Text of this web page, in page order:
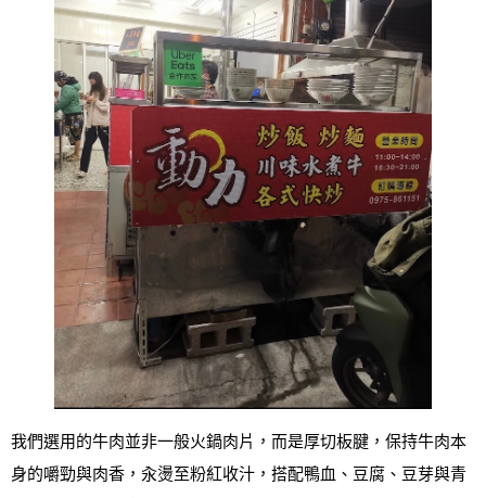
我們選用的牛肉並非一般火鍋肉片，而是厚切板腱，保持牛肉本
身的嚼勁與肉香，汆燙至粉紅收汁，搭配鴨血、豆腐、豆芽與青